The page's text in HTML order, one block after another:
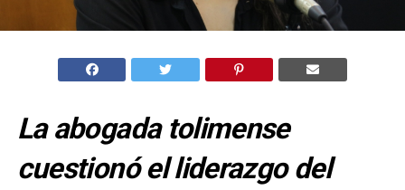
La abogada tolimense
cuestionó el liderazgo del